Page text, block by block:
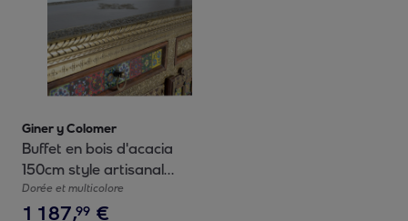
Giner y Colomer
Buffet en bois d'acacia
150cm style artisanal
ethnique
Dorée et multicolore
1 187,99 €